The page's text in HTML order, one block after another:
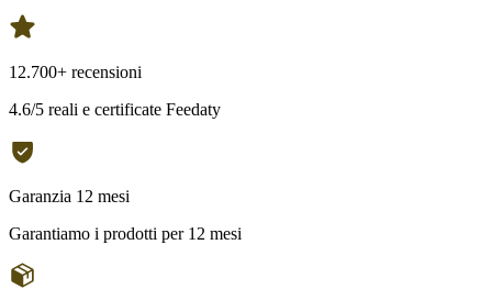
12.700+ recensioni
4.6/5 reali e certificate Feedaty
Garanzia 12 mesi
Garantiamo i prodotti per 12 mesi